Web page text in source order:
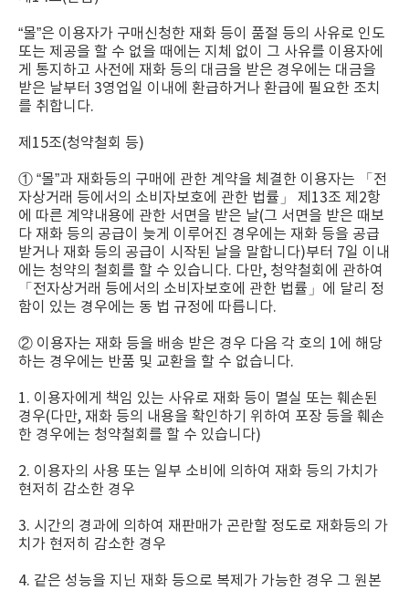
“몰”은 이용자가 구매신청한 재화 등이 품절 등의 사유로 인도
또는 제공을 할 수 없을 때에는 지체 없이 그 사유를 이용자에
게 통지하고 사전에 재화 등의 대금을 받은 경우에는 대금을
받은 날부터 3영업일 이내에 환급하거나 환급에 필요한 조치
를 취합니다.
제15조(청약철회 등)
① “몰”과 재화등의 구매에 관한 계약을 체결한 이용자는 「전
자상거래 등에서의 소비자보호에 관한 법률」 제13조 제2항
에 따른 계약내용에 관한 서면을 받은 날(그 서면을 받은 때보
다 재화 등의 공급이 늦게 이루어진 경우에는 재화 등을 공급
받거나 재화 등의 공급이 시작된 날을 말합니다)부터 7일 이내
에는 청약의 철회를 할 수 있습니다. 다만, 청약철회에 관하여
「전자상거래 등에서의 소비자보호에 관한 법률」에 달리 정
함이 있는 경우에는 동 법 규정에 따릅니다.
② 이용자는 재화 등을 배송 받은 경우 다음 각 호의 1에 해당
하는 경우에는 반품 및 교환을 할 수 없습니다.
1. 이용자에게 책임 있는 사유로 재화 등이 멸실 또는 훼손된
경우(다만, 재화 등의 내용을 확인하기 위하여 포장 등을 훼손
한 경우에는 청약철회를 할 수 있습니다)
2. 이용자의 사용 또는 일부 소비에 의하여 재화 등의 가치가
현저히 감소한 경우
3. 시간의 경과에 의하여 재판매가 곤란할 정도로 재화등의 가
치가 현저히 감소한 경우
4. 같은 성능을 지닌 재화 등으로 복제가 가능한 경우 그 원본